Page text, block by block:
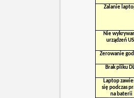
Zalanie
Nie
urządzeń
Zerowanie
Brak pliku
Laptop
się podczas
na baterii